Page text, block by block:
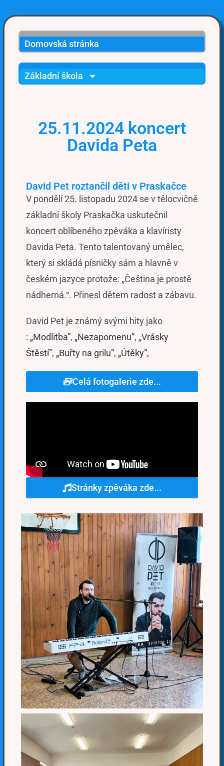
Domovská stránka
Základní škola
25.11.2024 koncert
Davida Peta
David Pet roztančil děti v Praskačce
V pondělí 25. listopadu 2024 se v tělocvičně
základní školy Praskačka uskutečnil
koncert oblíbeného zpěváka a klavíristy
Davida Peta. Tento talentovaný umělec,
který si skládá písničky sám a hlavně v
českém jazyce protože: „Čeština je prostě
nádherná.“. Přinesl dětem radost a zábavu.
David Pet je známý svými hity jako
: „Modlitba”, „Nezapomenu”, „Vrásky
Štěstí”, „Buřty na grilu”, „Útěky”,
Celá fotogalerie zde...
Stránky zpěváka zde...